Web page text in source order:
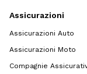
Assicurazioni
Assicurazioni Auto
Assicurazioni Moto
Compagnie